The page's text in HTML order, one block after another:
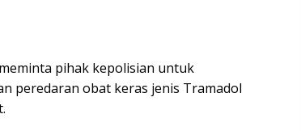
pihak kepolisian untuk
peredaran obat keras jenis Tramadol